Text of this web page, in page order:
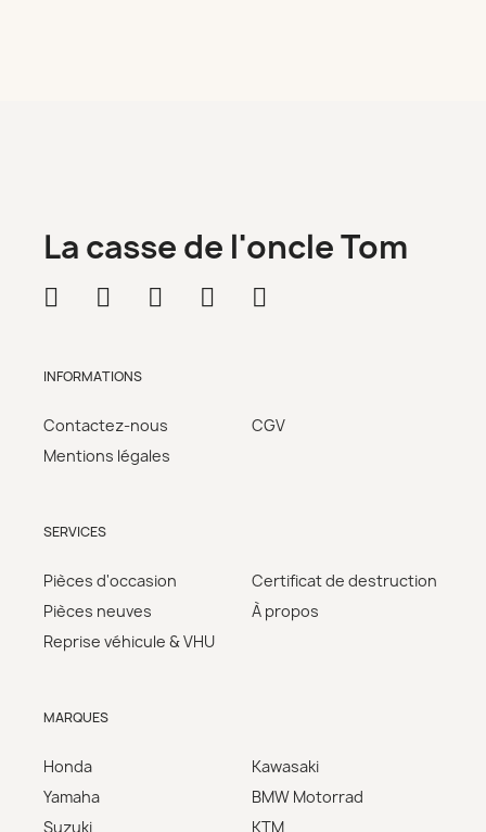
La casse de l'oncle Tom
INFORMATIONS
Contactez-nous
Mentions légales
CGV
SERVICES
Pièces d'occasion
Pièces neuves
Reprise véhicule & VHU
Certificat de destruction
À propos
MARQUES
Honda
Yamaha
Suzuki
Kawasaki
BMW Motorrad
KTM